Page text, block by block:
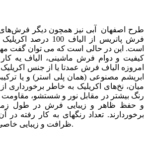
طرح اصفهان آبی نیز همچون دیگر
فرش پاتریس از الیاف
است. این در حالی است که می توان گفت
کیفیت و دوام فرش ماشینی، الیاف یه
امروزه الیاف فرش عمدتا یا از جنس
ابریشم مصنوعی (همان پلی استر) و یا
میان، نخ‌های اکریلیک به خاطر برخورداری
رنگ بیشتر در مقابل نور و شستشو، مقاومت
و حفظ ظاهر و زیبایی فرش در طول
ظرافت و زیبایی خاصی با هم ترکیب شده­ اند.